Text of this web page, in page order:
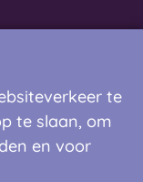
te
te slaan, om
en voor